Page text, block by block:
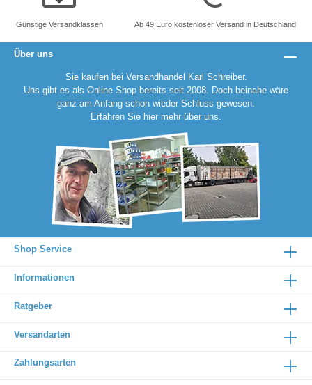
Günstige Versandklassen Ab 49 Euro kostenloser Versand in Deutschland
Über uns
Sie kaufen bei Versandhandel Karl Schreiber.
Uns gibt es als Online-Shop bereits seit 2008. Doch beinahe wäre
ganz am Anfang schon wieder Schluss gewesen.
Erfahren Sie hier mehr über uns.
Shop Service
Informationen
Ratgeber
Versandarten
Zahlungsarten